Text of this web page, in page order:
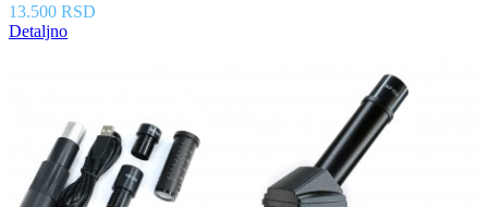
13.500 RSD
Detaljno